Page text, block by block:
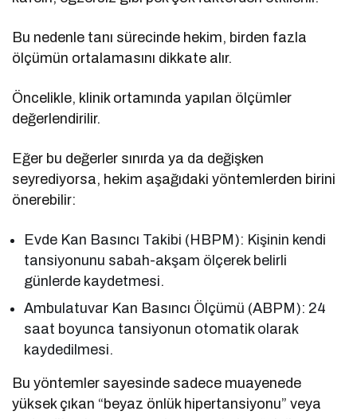
Bu nedenle tanı sürecinde hekim, birden fazla
ölçümün ortalamasını dikkate alır.
Öncelikle, klinik ortamında yapılan ölçümler
değerlendirilir.
Eğer bu değerler sınırda ya da değişken
seyrediyorsa, hekim aşağıdaki yöntemlerden birini
önerebilir:
Evde Kan Basıncı Takibi (HBPM): Kişinin kendi
tansiyonunu sabah-akşam ölçerek belirli
günlerde kaydetmesi.
Ambulatuvar Kan Basıncı Ölçümü (ABPM): 24
saat boyunca tansiyonun otomatik olarak
kaydedilmesi.
Bu yöntemler sayesinde sadece muayenede
yüksek çıkan “beyaz önlük hipertansiyonu” veya